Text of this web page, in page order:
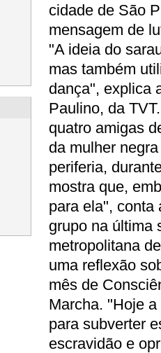
cidade de São
mensagem de
"A ideia do
mas também
dança", explica
Paulino, da
quatro amigas
da mulher
periferia,
mostra que,
para ela", conta
grupo na última
metropolitana
uma reflexão
mês de
Marcha. "Hoje
para subverter
escravidão e